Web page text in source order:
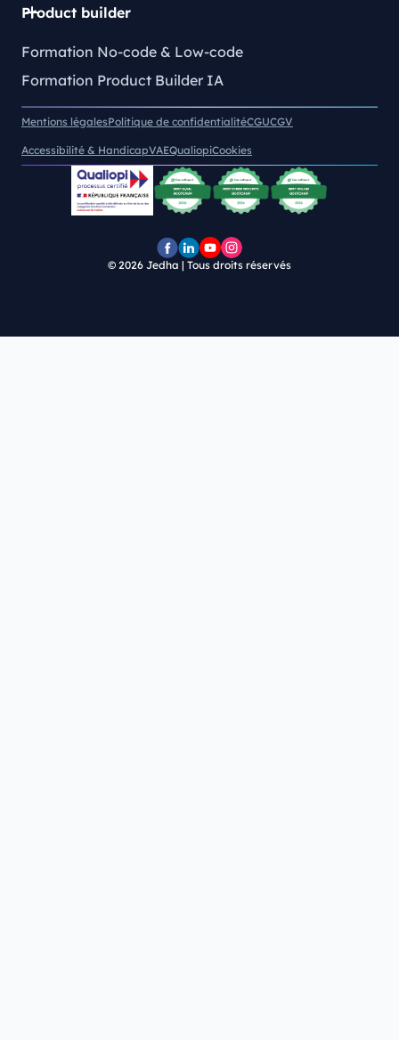
Product builder
Formation No-code & Low-code
Formation Product Builder IA
Mentions légalesPolitique de confidentialitéCGUCGV
Accessibilité & HandicapVAEQualiopiCookies
PagePageChaîne
Pofil
© 2026 Jedha | Tous droits réservés